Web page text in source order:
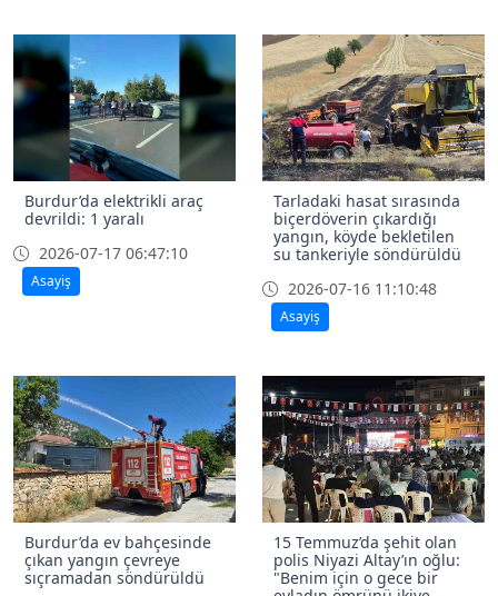
Burdur’da elektrikli araç
devrildi: 1 yaralı
2026-07-17 06:47:10
Asayiş
Tarladaki hasat sırasında
biçerdöverin çıkardığı
yangın, köyde bekletilen
su tankeriyle söndürüldü
2026-07-16 11:10:48
Asayiş
Burdur’da ev bahçesinde
çıkan yangın çevreye
sıçramadan söndürüldü
15 Temmuz’da şehit olan
polis Niyazi Altay’ın oğlu:
"Benim için o gece bir